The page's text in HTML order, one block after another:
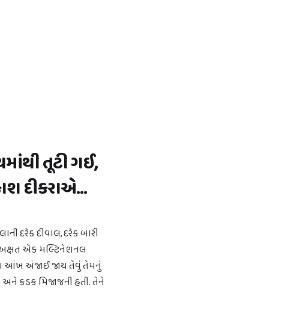
તૂટી ગઈ,
દીકરાએ...
દીવાલ, દરેક બારી
અક્ષત એક મલ્ટિનેશનલ
આંખ અંજાઈ જાય તેવું તેમનું
કડક મિજાજની હતી. તેને